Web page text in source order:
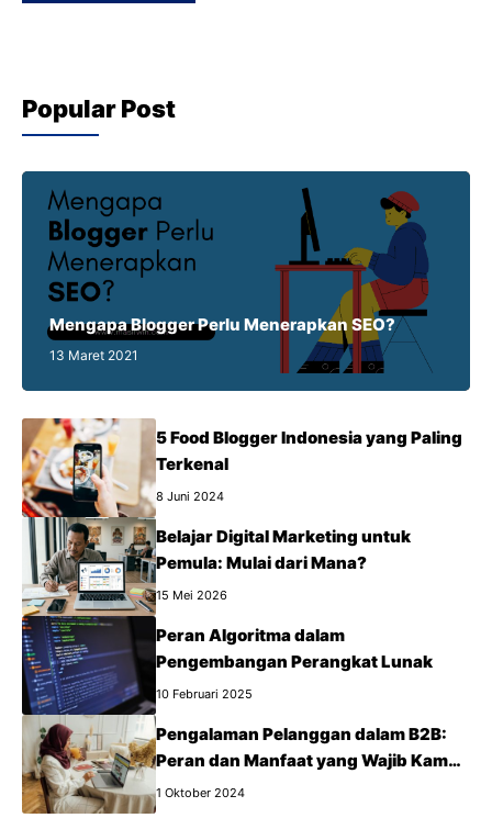
Popular Post
Mengapa Blogger Perlu Menerapkan SEO?
13 Maret 2021
5 Food Blogger Indonesia yang Paling
Terkenal
8 Juni 2024
Belajar Digital Marketing untuk
Pemula: Mulai dari Mana?
15 Mei 2026
Peran Algoritma dalam
Pengembangan Perangkat Lunak
10 Februari 2025
Pengalaman Pelanggan dalam B2B:
Peran dan Manfaat yang Wajib Kamu
Tahu
1 Oktober 2024